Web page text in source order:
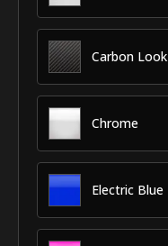
Carbon Look
Chrome
Electric Blue